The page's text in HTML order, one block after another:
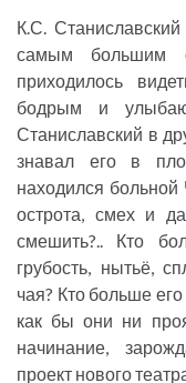
К.С.
самым большим
приходилось
бодрым и
Станиславский в
знавал его в
находился
острота, смех и
смешить?.. Кто
грубость, нытьё,
чая? Кто больше
как бы они ни
начинание,
проект нового